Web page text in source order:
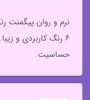
نرم و روان.پیگمنت
6 رنگ کاربردی و
حساسیت.